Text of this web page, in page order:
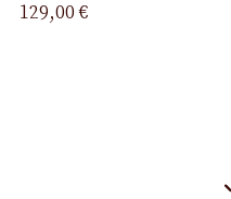
129,00 €